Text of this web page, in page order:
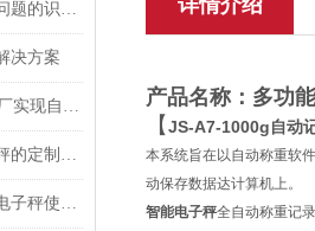
简述定时记录电子秤常见问题的识别与解决方法
决方案
XK3101-EX防爆秤帮助工厂实现自动化
以客户为中心：巨天检重秤的定制化解决方案与服务支持
自动调用产品名称及编号电子秤使用说明
详情介绍
产品名称： 多功
【JS-A7-1000g自动
本系统旨在以自动称重软
动保存数据达计算机上。
智能电子秤全自动称重记